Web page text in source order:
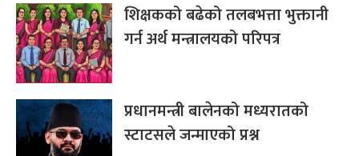
शिक्षकको बढेको तलबभत्ता भुक्तानी
गर्न अर्थ मन्त्रालयको परिपत्र
प्रधानमन्त्री बालेनको मध्यरातको
स्टाटसले जन्माएको प्रश्न